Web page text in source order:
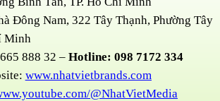
Đông Nam, 322 Tây Thạnh, Phường Tây
Minh
888 32 – Hotline: 098 7172 334
www.nhatvietbrands.com
@NhatVietMedia